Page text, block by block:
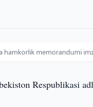
hamkorlik memorandumi
Respublikasi